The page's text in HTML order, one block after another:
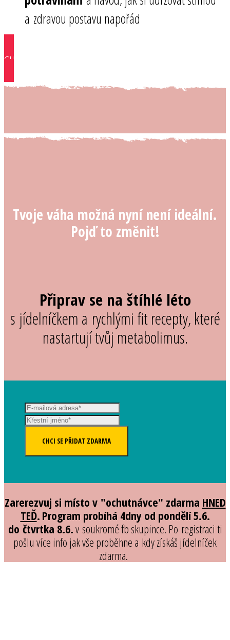
a zdravou postavu napořád
CHCI SE PŘIDAT ZDARMA
Tvoje váha možná nyní není ideální.
Pojď to změnit!
Připrav se na štíhlé léto
s jídelníčkem a rychlými fit recepty, které
nastartují tvůj metabolimus.
CHCI SE PŘIDAT ZDARMA
Zarerezvuj si místo v "ochutnávce" zdarma HNED
TEĎ. Program probíhá 4dny od pondělí 5.6.
do čtvrtka 8.6.v soukromé fb skupince. Po registraci ti
pošlu více info jak vše proběhne a kdy získáš jídelníček
zdarma.